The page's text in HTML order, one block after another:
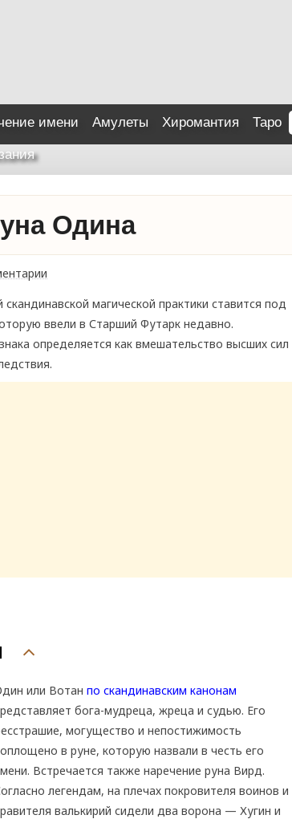
имени Амулеты Хиромантия Таро
Одина
магической практики ставится под
ввели в Старший Футарк недавно.
определяется как вмешательство высших сил
или Вотан по скандинавским канонам
бога-мудреца, жреца и судью. Его
могущество и непостижимость
в руне, которую назвали в честь его
Встречается также наречение руна Вирд.
легендам, на плечах покровителя воинов и
валькирий сидели два ворона — Хугин и